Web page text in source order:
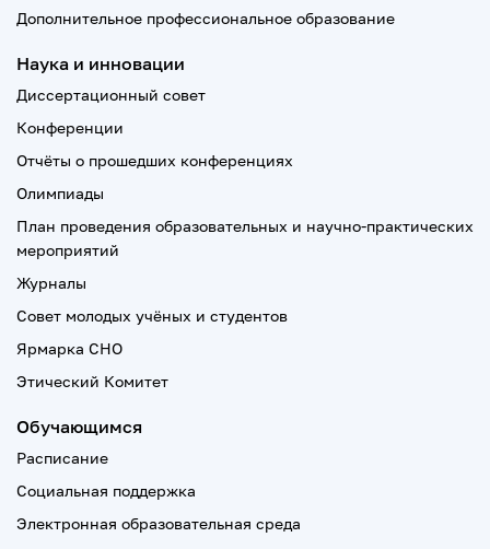
Дополнительное профессиональное образование
Наука и инновации
Диссертационный совет
Конференции
Отчёты о прошедших конференциях
Олимпиады
План проведения образовательных и научно-практических
мероприятий
Журналы
Совет молодых учёных и студентов
Ярмарка СНО
Этический Комитет
Обучающимся
Расписание
Социальная поддержка
Электронная образовательная среда